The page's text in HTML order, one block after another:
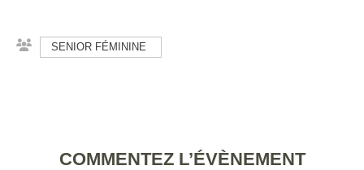
SENIOR FÉMININE
COMMENTEZ L’ÉVÈNEMENT